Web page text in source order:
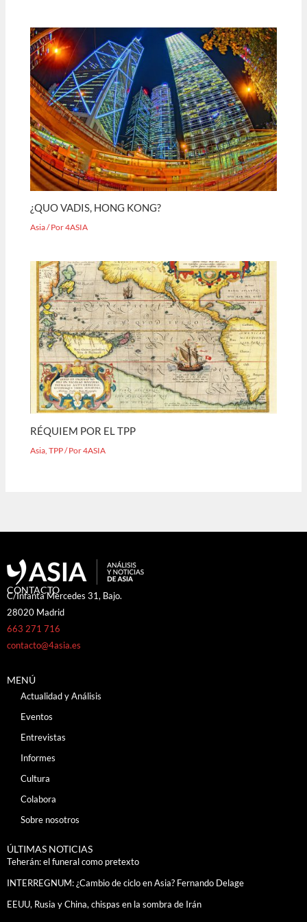
¿QUO VADIS, HONG KONG?
Asia/ Por4ASIA
RÉQUIEM POR EL TPP
Asia ,TPP/ Por4ASIA
CONTACTO
C/Infanta Mercedes 31, Bajo.
28020 Madrid
663 271 716
contacto@4asia.es
MENÚ
Actualidad y Análisis
Eventos
Entrevistas
Informes
Cultura
Colabora
Sobre nosotros
ÚLTIMAS NOTICIAS
Teherán: el funeral como pretexto
INTERREGNUM: ¿Cambio de ciclo en Asia? Fernando Delage
EEUU, Rusia y China, chispas en la sombra de Irán